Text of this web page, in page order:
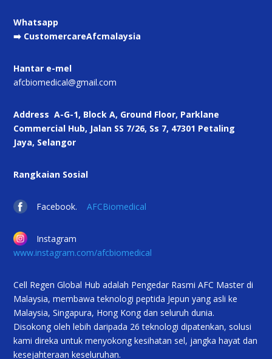
Whatsapp
➡️ CustomercareAfcmalaysia
Hantar e-mel
afcbiomedical@gmail.com
AddressA-G-1, Block A, Ground Floor, Parklane
Commercial Hub, Jalan SS 7/26, Ss 7, 47301 Petaling
Jaya, Selangor
Rangkaian Sosial
Facebook.AFCBiomedical
Instagram
www.instagram.com/afcbiomedical
Cell Regen Global Hub adalah Pengedar Rasmi AFC Master di
Malaysia, membawa teknologi peptida Jepun yang asli ke
Malaysia, Singapura, Hong Kong dan seluruh dunia.
Disokong oleh lebih daripada 26 teknologi dipatenkan, solusi
kami direka untuk menyokong kesihatan sel, jangka hayat dan
kesejahteraan keseluruhan.